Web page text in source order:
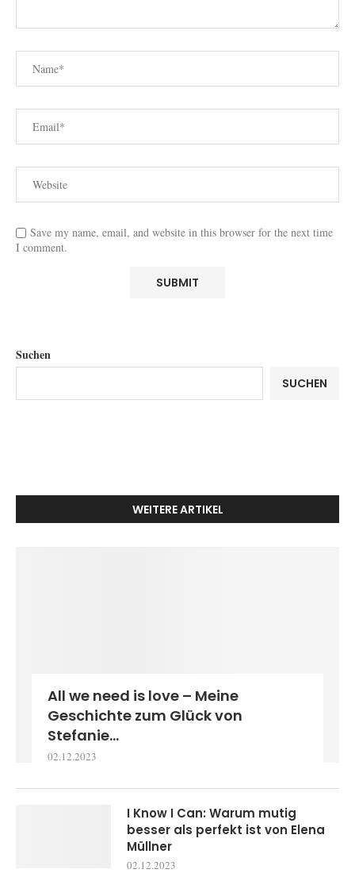
Save my name, email, and website in this browser for the next time
I comment.
Suchen
SUCHEN
WEITERE ARTIKEL
All we need is love – Meine
Geschichte zum Glück von
Stefanie...
02.12.2023
I Know I Can: Warum mutig
besser als perfekt ist von Elena
Müllner
02.12.2023